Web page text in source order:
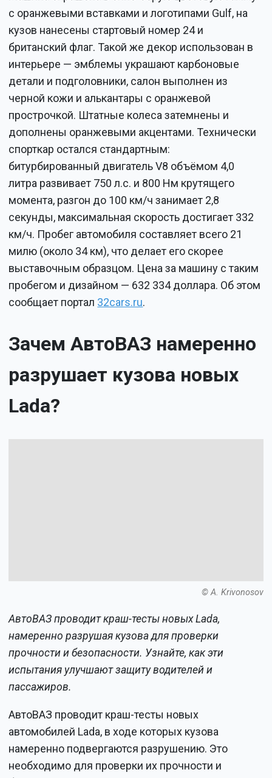
с оранжевыми вставками и логотипами Gulf, на
кузов нанесены стартовый номер 24 и
британский флаг. Такой же декор использован в
интерьере — эмблемы украшают карбоновые
детали и подголовники, салон выполнен из
черной кожи и алькантары с оранжевой
прострочкой. Штатные колеса затемнены и
дополнены оранжевыми акцентами. Технически
спорткар остался стандартным:
битурбированный двигатель V8 объёмом 4,0
литра развивает 750 л.с. и 800 Нм крутящего
момента, разгон до 100 км/ч занимает 2,8
секунды, максимальная скорость достигает 332
км/ч. Пробег автомобиля составляет всего 21
милю (около 34 км), что делает его скорее
выставочным образцом. Цена за машину с таким
пробегом и дизайном — 632 334 доллара. Об этом
сообщает портал 32cars.ru.
Зачем АвтоВАЗ намеренно
разрушает кузова новых
Lada?
© A. Krivonosov
АвтоВАЗ проводит краш-тесты новых Lada,
намеренно разрушая кузова для проверки
прочности и безопасности. Узнайте, как эти
испытания улучшают защиту водителей и
пассажиров.
АвтоВАЗ проводит краш-тесты новых
автомобилей Lada, в ходе которых кузова
намеренно подвергаются разрушению. Это
необходимо для проверки их прочности и